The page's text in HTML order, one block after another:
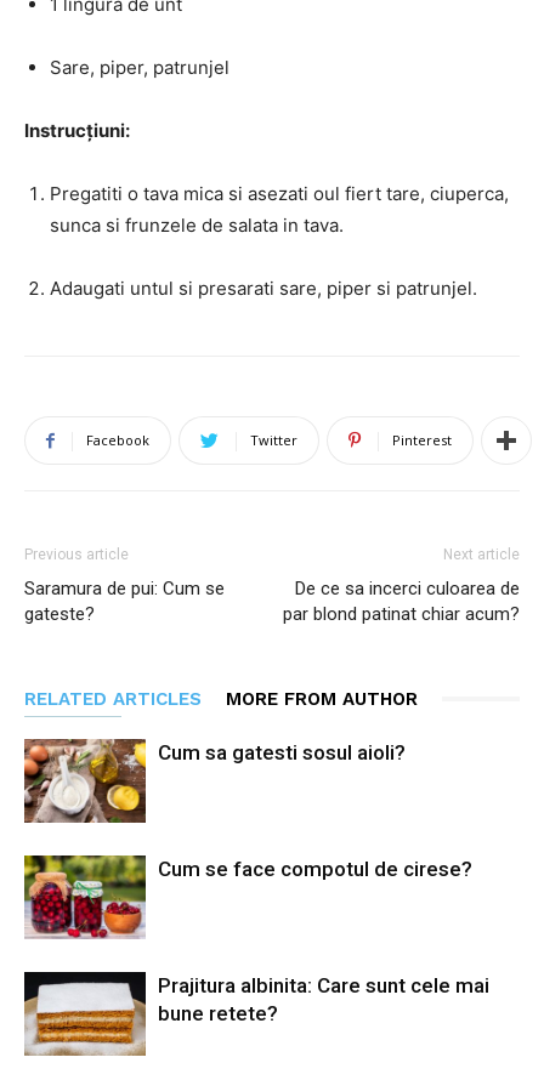
Sare, piper, patrunjel
Instrucțiuni:
Pregatiti o tava mica si asezati oul fiert tare, ciuperca,
sunca si frunzele de salata in tava.
Adaugati untul si presarati sare, piper si patrunjel.
Facebook Twitter Pinterest
Previous article
Saramura de pui: Cum se
gateste?
Next article
De ce sa incerci culoarea de
par blond patinat chiar acum?
RELATED ARTICLES MORE FROM AUTHOR
Cum sa gatesti sosul aioli?
Cum se face compotul de cirese?
Prajitura albinita: Care sunt cele mai
bune retete?